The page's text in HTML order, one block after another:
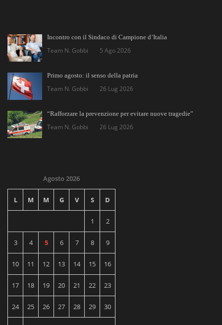
Incontro con il Sindaco di Campione d’Italia
Team N. Gobbi 5 Ago 2026
Primo agosto: il senso della patria
Team N. Gobbi 26 Lug 2026
“Rafforzare la prevenzione per evitare nuove tragedie”
Team N. Gobbi 26 Lug 2026
Agosto 2026
L M M G V S D
1 2
3 4 5 6 7 8 9
10 11 12 13 14 15 16
17 18 19 20 21 22 23
24 25 26 27 28 29 30